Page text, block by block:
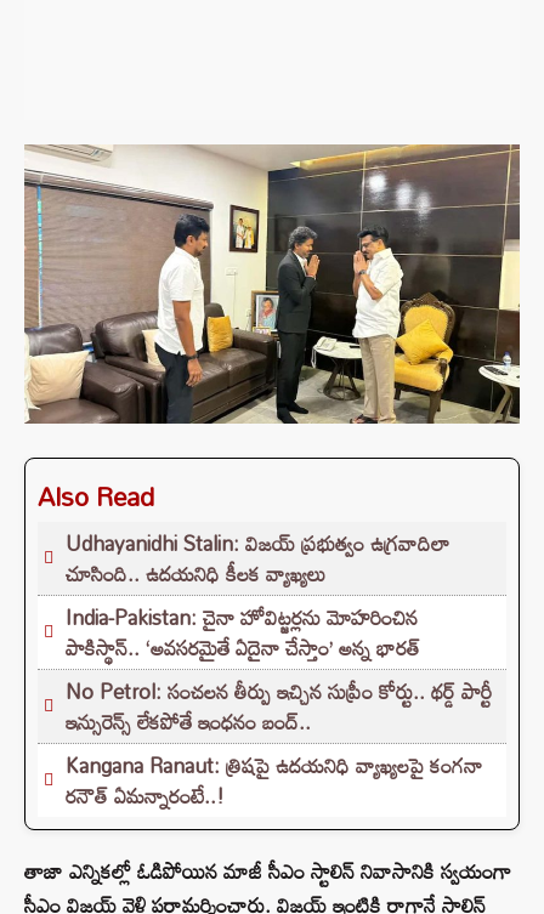
Also Read
Udhayanidhi Stalin: విజయ్ ప్రభుత్వం ఉగ్రవాదిలా
చూసింది.. ఉదయనిధి కీలక వ్యాఖ్యలు
India-Pakistan: చైనా హోవిట్జర్లను మోహరించిన
పాకిస్థాన్.. ‘అవసరమైతే ఏదైనా చేస్తాం’ అన్న భారత్
No Petrol: సంచలన తీర్పు ఇచ్చిన సుప్రీం కోర్టు.. థర్డ్ పార్టీ
ఇన్సురెన్స్ లేకపోతే ఇంధనం బంద్..
Kangana Ranaut: త్రిషపై ఉదయనిధి వ్యాఖ్యలపై కంగనా
రనౌత్ ఏమన్నారంటే..!
తాజా ఎన్నికల్లో ఓడిపోయిన మాజీ సీఎం స్టాలిన్ నివాసానికి స్వయంగా
సీఎం విజయ్ వెళ్లి పరామర్శించారు. విజయ్ ఇంటికి రాగానే స్టాలిన్